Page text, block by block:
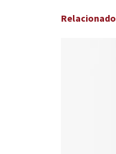
Relacionado